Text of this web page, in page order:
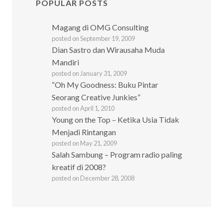
POPULAR POSTS
Magang di OMG Consulting
posted on September 19, 2009
Dian Sastro dan Wirausaha Muda
Mandiri
posted on January 31, 2009
“Oh My Goodness: Buku Pintar
Seorang Creative Junkies”
posted on April 1, 2010
Young on the Top – Ketika Usia Tidak
Menjadi Rintangan
posted on May 21, 2009
Salah Sambung – Program radio paling
kreatif di 2008?
posted on December 28, 2008